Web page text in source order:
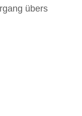
übers